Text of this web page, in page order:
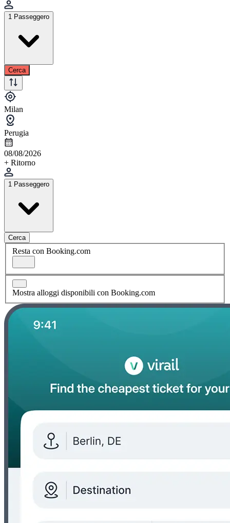
1 Passeggero
Cerca
Milan
Perugia
08/08/2026
+ Ritorno
1 Passeggero
Cerca
Resta con Booking.com
Mostra alloggi disponibili con Booking.com